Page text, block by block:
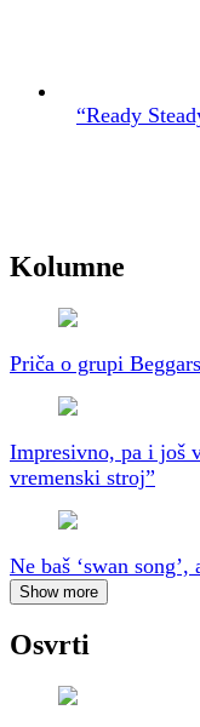
“Ready
Kolumne
Priča o grupi
Impresivno, pa i još
vremenski stroj”
Ne baš ‘swan
Show more
Osvrti